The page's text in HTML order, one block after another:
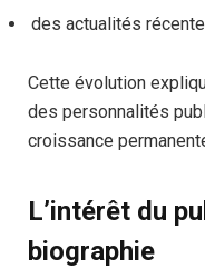
des actualités
Cette évolution
des personnalités
croissance
L’intérêt du
biographie